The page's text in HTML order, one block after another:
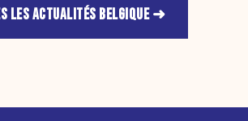
LES ACTUALITÉS BELGIQUE